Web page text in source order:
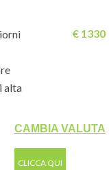
vivo due volte a
tra Samsara e
le aree comuni. A
souvenir, internet
diving center con
alta
€ 1330
CAMBIA VALUTA
CLICCA QUI